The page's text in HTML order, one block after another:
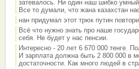
затевалось. Ни один наш шибко
Все то думали, что жана казахстан
нан придумал этот трюк путин
Всё что нужно знать про наше
себя. Не будет у нас пенсии.
Интересно - 20 лет 6 670 000 тенге.
И зарплата должна быть 2 800 000 в
достаточности. Как много людей в